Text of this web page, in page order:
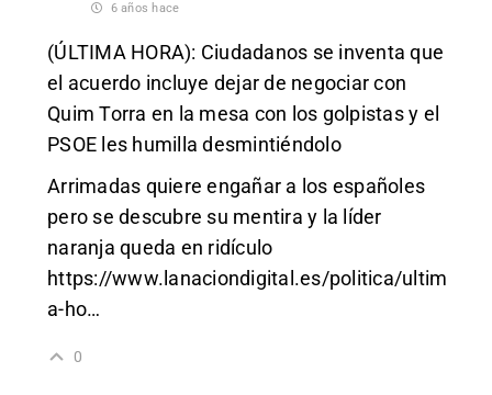
6 años hace
(ÚLTIMA HORA): Ciudadanos se inventa que
el acuerdo incluye dejar de negociar con
Quim Torra en la mesa con los golpistas y el
PSOE les humilla desmintiéndolo
Arrimadas quiere engañar a los españoles
pero se descubre su mentira y la líder
naranja queda en ridículo
https://www.lanaciondigital.es/politica/ultim
a-ho…
0